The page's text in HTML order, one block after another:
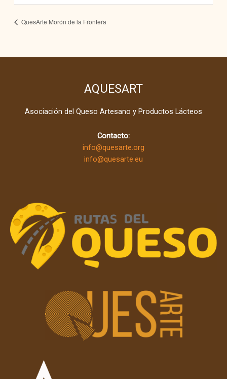
QuesArte Morón de la Frontera
AQUESART
Asociación del Queso Artesano y Productos Lácteos
Contacto:
info@quesarte.org
info@quesarte.eu